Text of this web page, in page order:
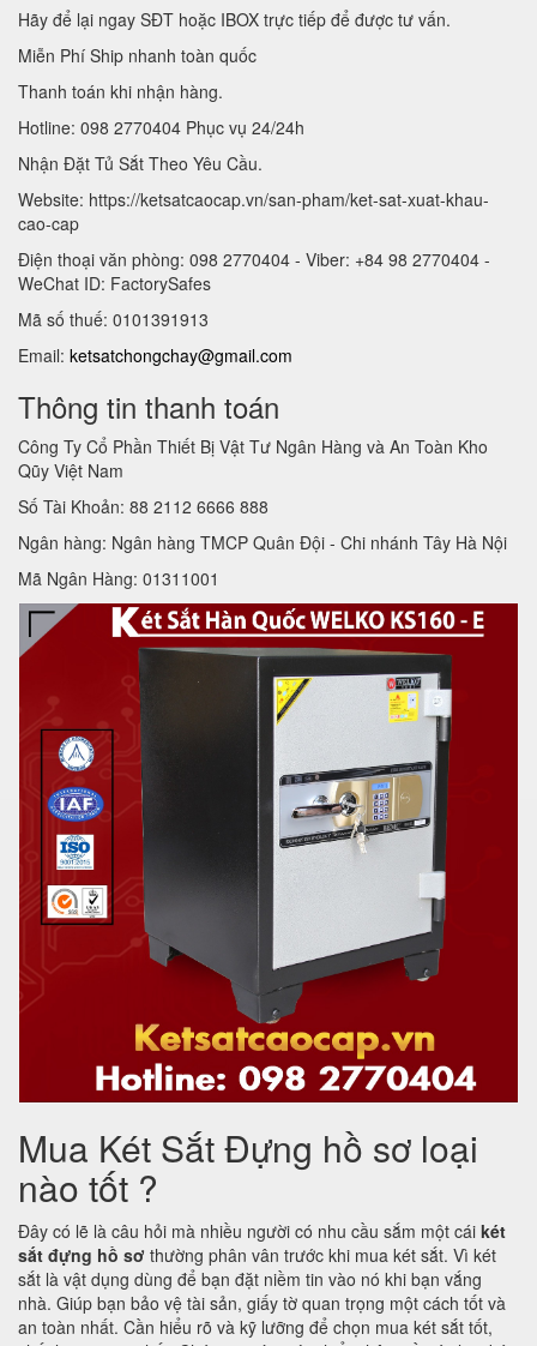
Hãy để lại ngay SĐT hoặc IBOX trực tiếp để được tư vấn.
Miễn Phí Ship nhanh toàn quốc
Thanh toán khi nhận hàng.
Hotline: 098 2770404 Phục vụ 24/24h
Nhận Đặt Tủ Sắt Theo Yêu Cầu.
Website: https://ketsatcaocap.vn/san-pham/ket-sat-xuat-khau-
cao-cap
Điện thoại văn phòng: 098 2770404 - Viber: +84 98 2770404 -
WeChat ID: FactorySafes
Mã số thuế: 0101391913
Email: ketsatchongchay@gmail.com
Thông tin thanh toán
Công Ty Cổ Phần Thiết Bị Vật Tư Ngân Hàng và An Toàn Kho
Qũy Việt Nam
Số Tài Khoản: 88 2112 6666 888
Ngân hàng: Ngân hàng TMCP Quân Đội - Chi nhánh Tây Hà Nội
Mã Ngân Hàng: 01311001
Mua Két Sắt Đựng hồ sơ loại
nào tốt ?
Đây có lẽ là câu hỏi mà nhiều người có nhu cầu sắm một cái két
sắt đựng hồ sơ thường phân vân trước khi mua két sắt. Vì két
sắt là vật dụng dùng để bạn đặt niềm tin vào nó khi bạn vắng
nhà. Giúp bạn bảo vệ tài sản, giấy tờ quan trọng một cách tốt và
an toàn nhất. Cần hiểu rõ và kỹ lưỡng để chọn mua két sắt tốt,